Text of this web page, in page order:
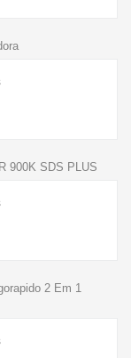
900K SDS PLUS
2 Em 1